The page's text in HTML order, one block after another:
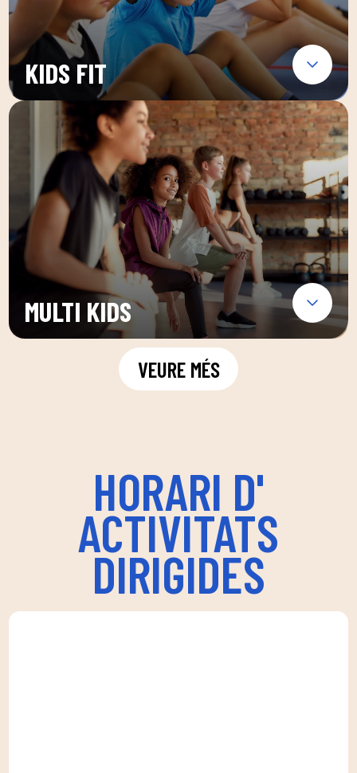
KIDS FIT
MULTI KIDS
VEURE MÉS
HORARI D'
ACTIVITATS
DIRIGIDES